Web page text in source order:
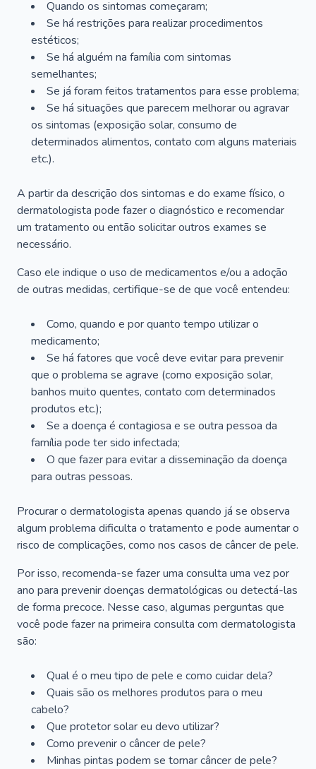
Quando os sintomas começaram;
Se há restrições para realizar procedimentos
estéticos;
Se há alguém na família com sintomas
semelhantes;
Se já foram feitos tratamentos para esse problema;
Se há situações que parecem melhorar ou agravar
os sintomas (exposição solar, consumo de
determinados alimentos, contato com alguns materiais
etc.).
A partir da descrição dos sintomas e do exame físico, o
dermatologista pode fazer o diagnóstico e recomendar
um tratamento ou então solicitar outros exames se
necessário.
Caso ele indique o uso de medicamentos e/ou a adoção
de outras medidas, certifique-se de que você entendeu:
Como, quando e por quanto tempo utilizar o
medicamento;
Se há fatores que você deve evitar para prevenir
que o problema se agrave (como exposição solar,
banhos muito quentes, contato com determinados
produtos etc.);
Se a doença é contagiosa e se outra pessoa da
família pode ter sido infectada;
O que fazer para evitar a disseminação da doença
para outras pessoas.
Procurar o dermatologista apenas quando já se observa
algum problema dificulta o tratamento e pode aumentar o
risco de complicações, como nos casos de câncer de pele.
Por isso, recomenda-se fazer uma consulta uma vez por
ano para prevenir doenças dermatológicas ou detectá-las
de forma precoce. Nesse caso, algumas perguntas que
você pode fazer na primeira consulta com dermatologista
são:
Qual é o meu tipo de pele e como cuidar dela?
Quais são os melhores produtos para o meu
cabelo?
Que protetor solar eu devo utilizar?
Como prevenir o câncer de pele?
Minhas pintas podem se tornar câncer de pele?